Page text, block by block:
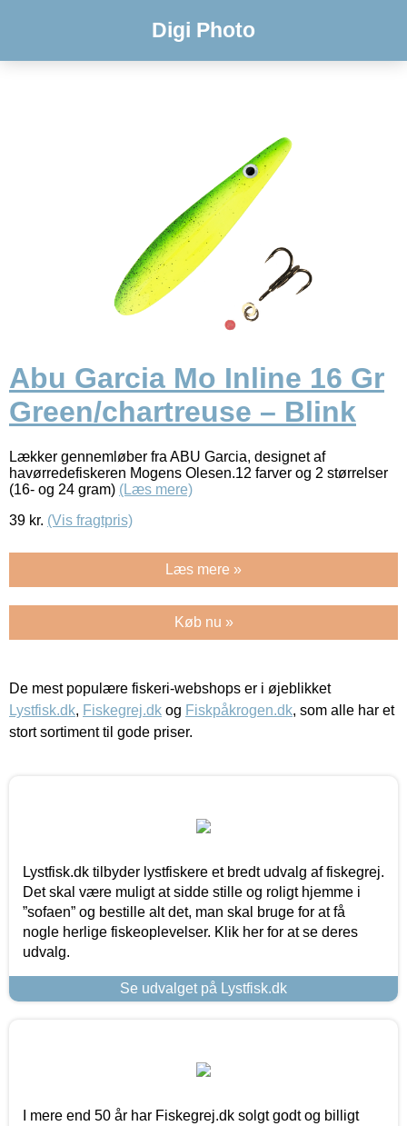
Digi Photo
Abu Garcia Mo Inline 16 Gr
Green/chartreuse – Blink
Lækker gennemløber fra ABU Garcia, designet af
havørredefiskeren Mogens Olesen.12 farver og 2 størrelser
(16- og 24 gram) (Læs mere)
39 kr. (Vis fragtpris)
Læs mere »
Køb nu »
De mest populære fiskeri-webshops er i øjeblikket
Lystfisk.dk, Fiskegrej.dk og Fiskpåkrogen.dk, som alle har et
stort sortiment til gode priser.
Lystfisk.dk tilbyder lystfiskere et bredt udvalg af fiskegrej.
Det skal være muligt at sidde stille og roligt hjemme i
”sofaen” og bestille alt det, man skal bruge for at få
nogle herlige fiskeoplevelser. Klik her for at se deres
udvalg.
Se udvalget på Lystfisk.dk
I mere end 50 år har Fiskegrej.dk solgt godt og billigt